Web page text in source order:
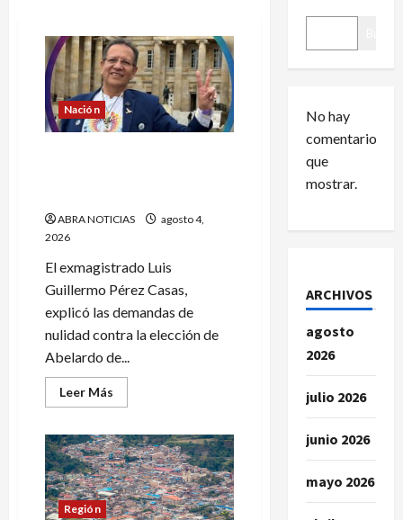
Nación
ABRA NOTICIAS
agosto 4,
2026
El exmagistrado Luis
Guillermo Pérez Casas,
explicó las demandas de
nulidad contra la elección de
Abelardo de...
Leer Más
más
Las
5
demandas
que
buscan
tumbar
Región
No hay
comentarios
que
mostrar.
ARCHIVOS
agosto
2026
julio 2026
junio 2026
mayo 2026